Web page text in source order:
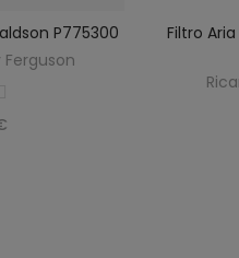
P775300
Filtro